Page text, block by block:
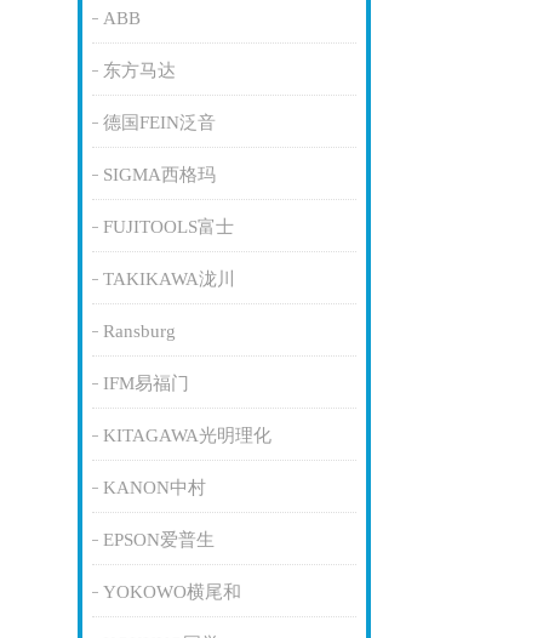
ABB
东方马达
德国FEIN泛音
SIGMA西格玛
FUJITOOLS富士
TAKIKAWA泷川
Ransburg
IFM易福门
KITAGAWA光明理化
KANON中村
EPSON爱普生
YOKOWO横尾和